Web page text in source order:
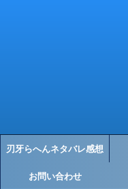
刃牙らへんネタバレ感想
お問い合わせ